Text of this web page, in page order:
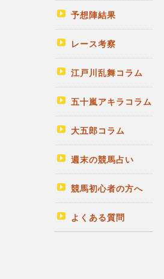
予想陣結果
レース考察
江戸川乱舞コラム
五十嵐アキラコラム
大五郎コラム
週末の競馬占い
競馬初心者の方へ
よくある質問